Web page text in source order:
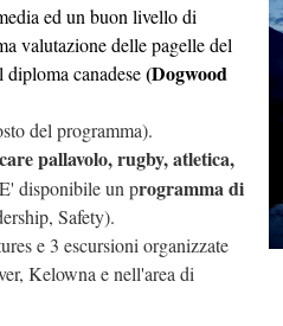
ed un buon livello di
valutazione delle pagelle del
canadese(Dogwood
del programma).
pallavolo, rugby, atletica,
disponibile un programma di
Safety).
e 3 escursioni organizzate
Kelowna e nell'area di